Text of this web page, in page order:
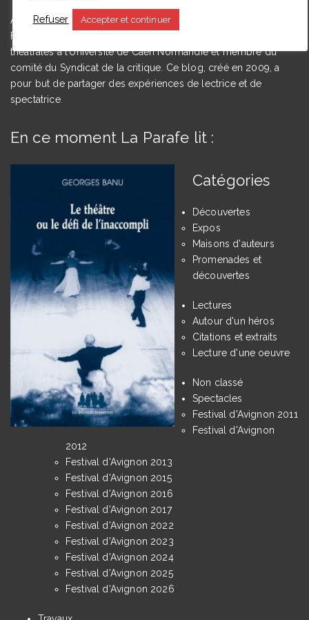
Agrégée de lettres modernes et docteure en études théâtrales,
Floriane Toussaint est maîtresse de conférences en études
théâtrales à l’Université de Caen Normandie et membre du
comité du Syndicat de la critique. Ce blog, créé en 2009, a
pour but de partager des expériences de lectrice et de
spectatrice.
En ce moment La Parafe lit :
Catégories
Découvertes
Expos
Maisons d'auteurs
Promenades et
découvertes
Lectures
Autour d'un héros
Citations et extraits
Lecture d'une oeuvre
Non classé
Spectacles
Festival d'Avignon 2011
Festival d'Avignon
2012
Festival d'Avignon 2013
Festival d'Avignon 2015
Festival d'Avignon 2016
Festival d'Avignon 2017
Festival d'Avignon 2022
Festival d'Avignon 2023
Festival d'Avignon 2024
Festival d'Avignon 2025
Festival d'Avignon 2026
Refuser Accepter et continuer